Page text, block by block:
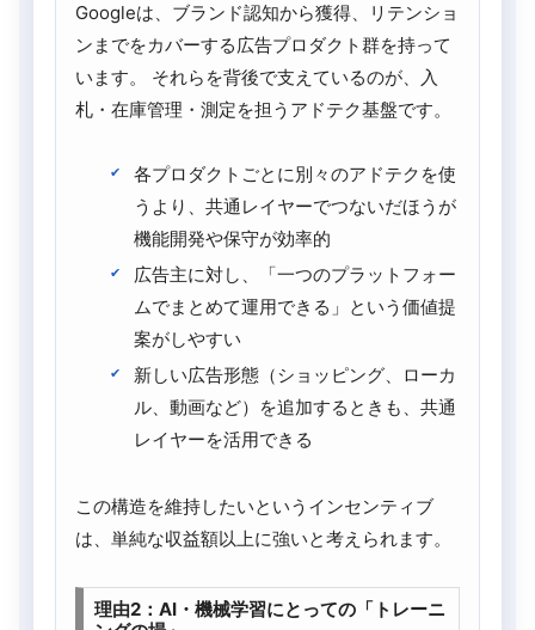
Googleは、ブランド認知から獲得、リテンショ
ンまでをカバーする広告プロダクト群を持って
います。 それらを背後で支えているのが、入
札・在庫管理・測定を担うアドテク基盤です。
各プロダクトごとに別々のアドテクを使
うより、共通レイヤーでつないだほうが
機能開発や保守が効率的
広告主に対し、「一つのプラットフォー
ムでまとめて運用できる」という価値提
案がしやすい
新しい広告形態（ショッピング、ローカ
ル、動画など）を追加するときも、共通
レイヤーを活用できる
この構造を維持したいというインセンティブ
は、単純な収益額以上に強いと考えられます。
理由2：AI・機械学習にとっての「トレーニ